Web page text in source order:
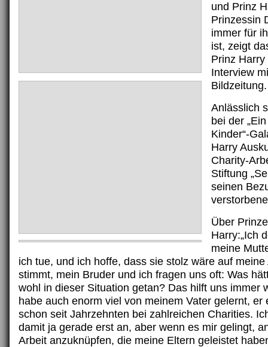
und Prinz
Prinzessin
immer für
ist, zeigt
Prinz
Interview
Bildzeitung.
Anlässlich
bei der
Kinder“-
Harry
Charity-
Stiftung
seinen
Über
Harry:„Ich
meine
ich tue, und ich hoffe, dass sie stolz wäre auf meine
stimmt, mein Bruder und ich fragen uns oft: Was
wohl in dieser Situation getan? Das hilft uns immer
habe auch enorm viel von meinem Vater gelernt, er
schon seit Jahrzehnten bei zahlreichen Charities.
damit ja gerade erst an, aber wenn es mir gelingt,
Arbeit anzuknüpfen, die meine Eltern geleistet